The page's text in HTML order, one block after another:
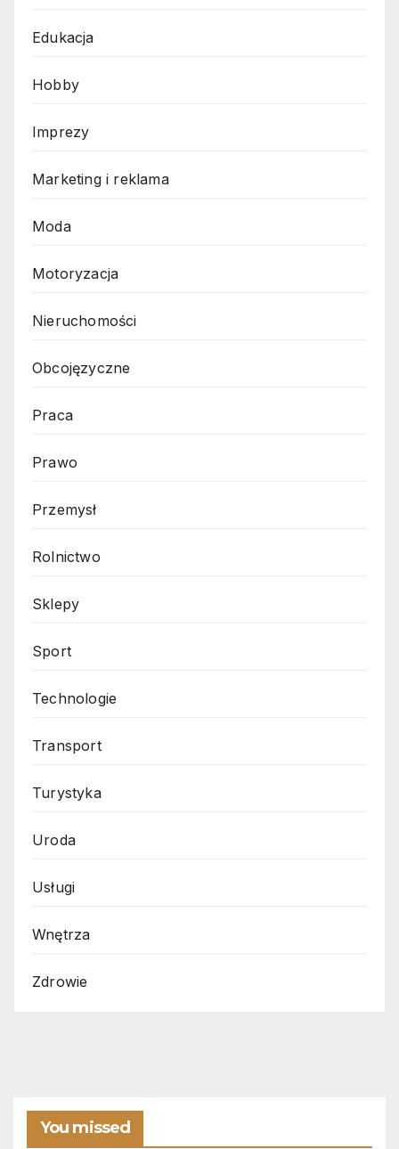
Edukacja
Hobby
Imprezy
Marketing i reklama
Moda
Motoryzacja
Nieruchomości
Obcojęzyczne
Praca
Prawo
Przemysł
Rolnictwo
Sklepy
Sport
Technologie
Transport
Turystyka
Uroda
Usługi
Wnętrza
Zdrowie
You missed